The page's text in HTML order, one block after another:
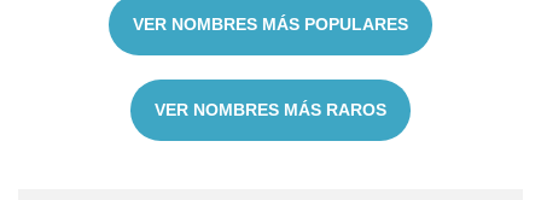
VER NOMBRES MÁS POPULARES
VER NOMBRES MÁS RAROS